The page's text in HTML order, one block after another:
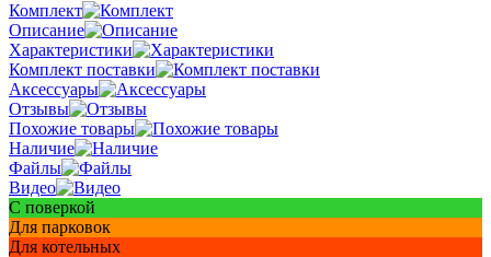
Комплект
Описание
Характеристики
Комплект поставки
Аксессуары
Отзывы
Похожие товары
Наличие
Файлы
Видео
С поверкой
Для парковок
Для котельных